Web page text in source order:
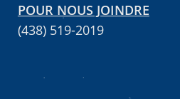
POUR NOUS JOINDRE
(438) 519-2019